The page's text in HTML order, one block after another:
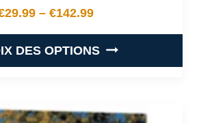
29.99 – €142.99
Plage de prix : €29.99 à
DES OPTIONS
a